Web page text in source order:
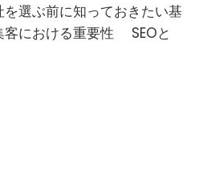
選ぶ前に知っておきたい基
客における重要性 SEOと